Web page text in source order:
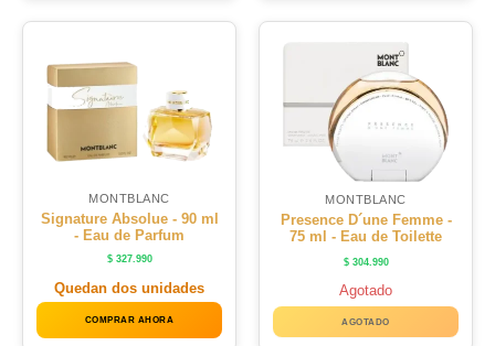
MONTBLANC
Signature Absolue - 90 ml
- Eau de Parfum
$327.990
Quedan dos unidades
COMPRAR AHORA
MONTBLANC
Presence D´une Femme -
75 ml - Eau de Toilette
$304.990
Agotado
AGOTADO